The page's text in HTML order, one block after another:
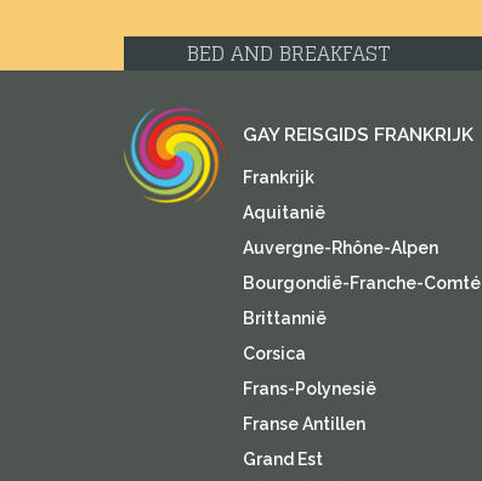
BED AND BREAKFAST
GAY REISGIDS FRANKRIJK
Frankrijk
Aquitanië
Auvergne-Rhône-Alpen
Bourgondië-Franche-Comté
Brittannië
Corsica
Frans-Polynesië
Franse Antillen
Grand Est